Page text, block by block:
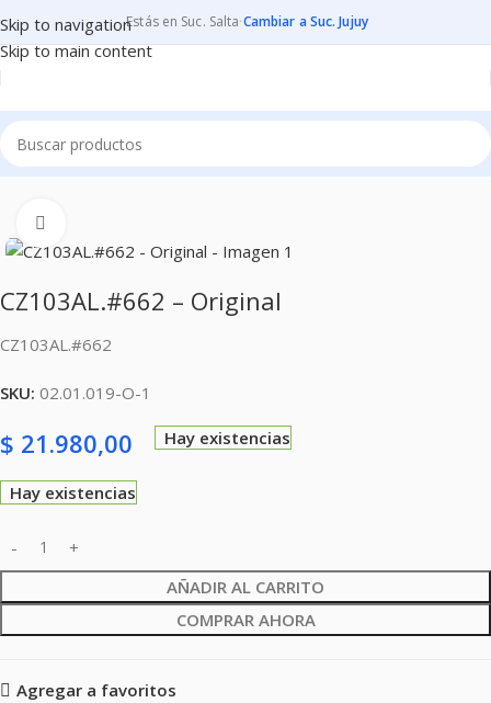
Skip to navigation
Skip to main content
Estás en Suc. Salta·Cambiar a Suc. Jujuy
Inicio CONSUMIBLES CARTUCHOS PARA IMPRESORAS
CZ103AL.#662 – Original
CZ103AL.#662
SKU: 02.01.019-O-1
$ 21.980,00 Hay existencias
Hay existencias
AÑADIR AL CARRITO
COMPRAR AHORA
Agregar a favoritos